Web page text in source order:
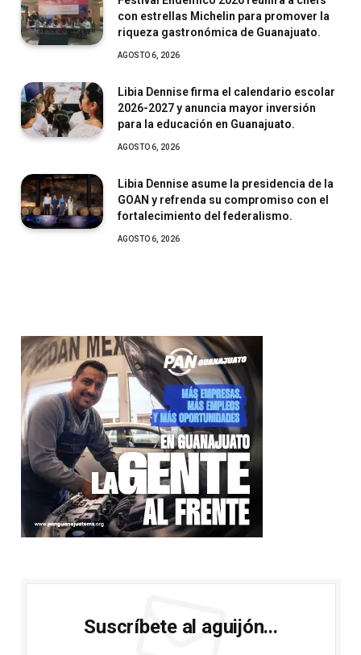
con estrellas Michelin para promover la
riqueza gastronómica de Guanajuato.
AGOSTO 6, 2026
Libia Dennise firma el calendario escolar
2026-2027 y anuncia mayor inversión
para la educación en Guanajuato.
AGOSTO 6, 2026
Libia Dennise asume la presidencia de la
GOAN y refrenda su compromiso con el
fortalecimiento del federalismo.
AGOSTO 6, 2026
Suscríbete al aguijón...